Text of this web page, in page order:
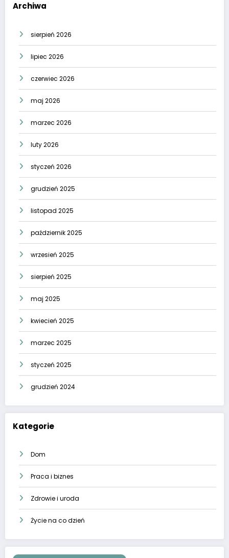
Archiwa
sierpień 2026
lipiec 2026
czerwiec 2026
maj 2026
marzec 2026
luty 2026
styczeń 2026
grudzień 2025
listopad 2025
październik 2025
wrzesień 2025
sierpień 2025
maj 2025
kwiecień 2025
marzec 2025
styczeń 2025
grudzień 2024
Kategorie
Dom
Praca i biznes
Zdrowie i uroda
Życie na co dzień